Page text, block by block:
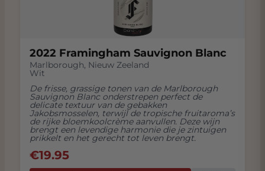
2022 Framingham Sauvignon Blanc
Marlborough, Nieuw Zeeland
Wit
De frisse, grassige tonen van de Marlborough
Sauvignon Blanc onderstrepen perfect de
delicate textuur van de gebakken
Jakobsmosselen, terwijl de tropische fruitaroma’s
de rijke bloemkoolcrème aanvullen. Deze wijn
brengt een levendige harmonie die je zintuigen
prikkelt en het gerecht tot leven brengt.
€19.95